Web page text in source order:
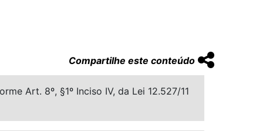
Compartilhe este conteúdo
Art. 8º, §1º Inciso IV, da Lei 12.527/11